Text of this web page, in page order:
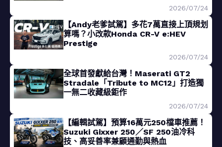
2026/07/24
【Andy老爹試駕】多花7萬直接上頂規划
算嗎？小改款Honda CR-V e:HEV
Prestige
2026/07/24
全球首發獻給台灣！Maserati GT2
Stradale「Tribute to MC12」打造獨
一無二收藏級鉅作
2026/07/24
【編輯試駕】預算16萬元250檔車推薦！
Suzuki Gixxer 250／SF 250油冷科
技、高妥善率兼顧通勤與熱血